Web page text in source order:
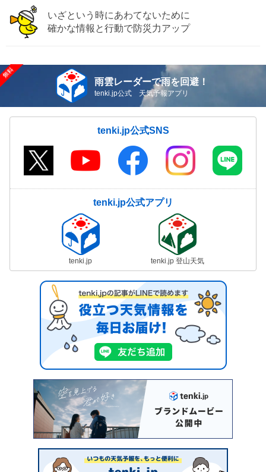
いざという時にあわてないために
確かな情報と行動で防災力アップ
雨雲レーダーで雨を回避！
tenki.jp公式 天気予報アプリ
tenki.jp公式SNS
tenki.jp公式アプリ
tenki.jp tenki.jp 登山天気